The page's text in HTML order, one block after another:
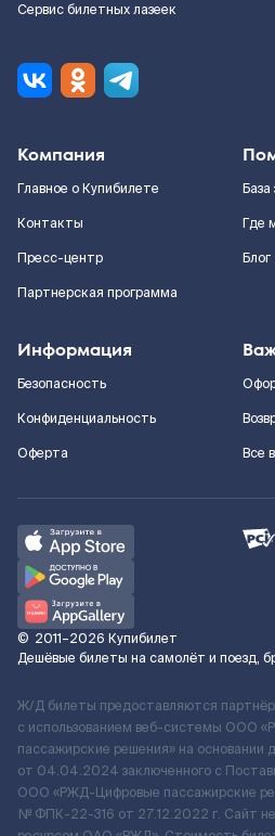
Сервис билетных лазеек
Компания
Главное о Купибилете
Контакты
Пресс-центр
Партнерская программа
База
Где
Блог
Информация
Безопасность
Конфиденциальность
Оферта
Все
© 2011–2026 Купибилет
Дешёвые билеты на самолёт и поезд,
Ж/Д билеты предоставляются
с использованием веб-системы ООО
пассажирские решения» на
от 04.04.2024 заключенного с
ООО «РЖД-Цифровые пассажирские
№ ФПК-22-316 от 27.12.2022 г. Сайт